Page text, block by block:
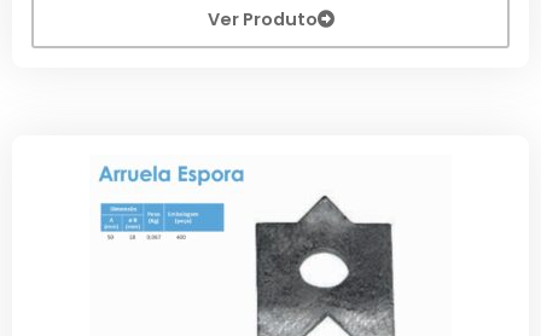
Ver Produto